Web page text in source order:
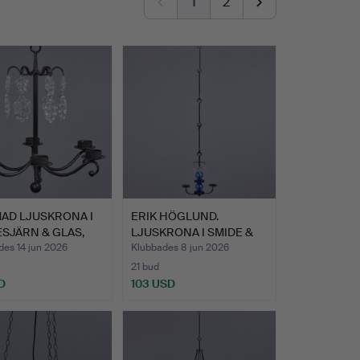
LJUSKRONA I
& GLAS,
14 jun 2026
ERIK HÖGLUND.
LJUSKRONA I SMIDE &
GLAS, BO…
Klubbades 8 jun 2026
21 bud
103 USD